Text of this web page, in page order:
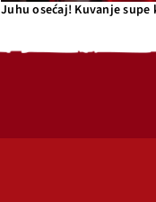
Juhu osećaj! Kuvanje supe